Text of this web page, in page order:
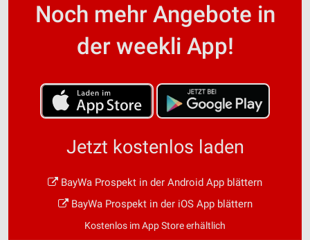
Noch mehr Angebote in
der weekli App!
Jetzt kostenlos laden
BayWa Prospekt in der Android App blättern
BayWa Prospekt in der iOS App blättern
Kostenlos im App Store erhältlich